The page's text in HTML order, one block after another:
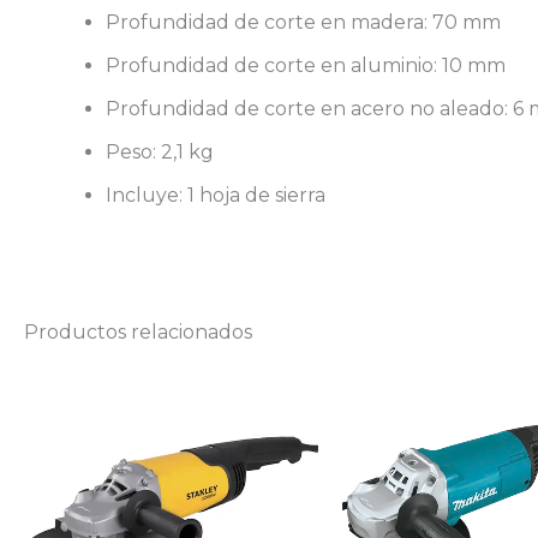
Profundidad de corte en madera: 70 mm
Profundidad de corte en aluminio: 10 mm
Profundidad de corte en acero no aleado: 6
Peso: 2,1 kg
Incluye: 1 hoja de sierra
Productos relacionados